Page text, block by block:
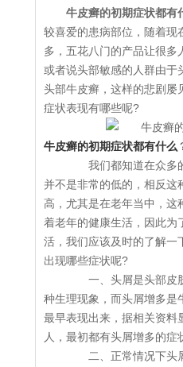
牛皮癣的初期症状都有
较喜爱的患病部位，随着现
多，五花八门的产品让很多
或者说头部敏感的人群由于
头部牛皮癣，这样的悲剧屡
症状表现有哪些呢?
牛皮癣的初期症状都有什么
我们都知道在众多
并不是非常的低的，相反这
高，尤其是在老年当中，这
着老年的健康生活，因此为
活，我们应该及时的了解一
出现哪些症状呢?
一、头屑是头部皮
种生理现象，而头屑增多是
最早表现出来，据相关资料
人，最初都有头屑增多的症
二、正常情况下头屑